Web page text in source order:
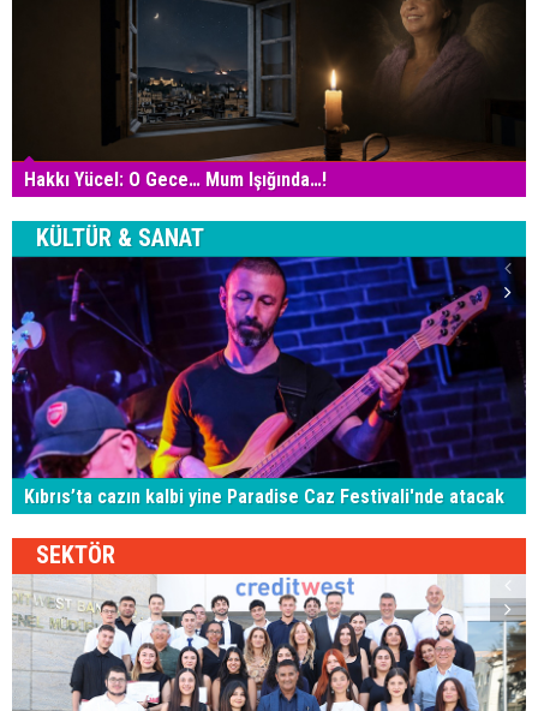
Hakkı Yücel: O Gece… Mum Işığında…!
KÜLTÜR & SANAT
Kıbrıs’ta cazın kalbi yine Paradise Caz Festivali'nde atacak
SEKTÖR